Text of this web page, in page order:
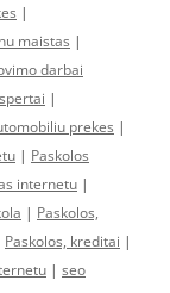
|
maistas |
darbai
|
prekes |
| Paskolos
internetu |
| Paskolos,
Paskolos, kreditai |
| seo